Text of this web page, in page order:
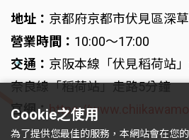
地址： 京都府京都市伏見區深
營業時間： 10:00～17:00
交通： 京阪本線「伏見稻荷站
奈良線「稻荷站」走路5分鐘
官網：https://
Cookie之使用
為了提供您最佳的服務，本網站會在您